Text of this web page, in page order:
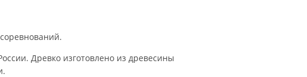
Древко изготовлено из древесины